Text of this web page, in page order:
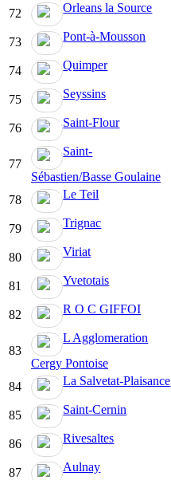
72 Orleans la Source
73 Pont-à-Mousson
74 Quimper
75 Seyssins
76 Saint-Flour
77
Saint-
Sébastien/Basse Goulaine
78 Le Teil
79 Trignac
80 Viriat
81 Yvetotais
82 R O C GIFFOI
83
L Agglomeration
Cergy Pontoise
84 La Salvetat-Plaisance
85 Saint-Cernin
86 Rivesaltes
87 Aulnay